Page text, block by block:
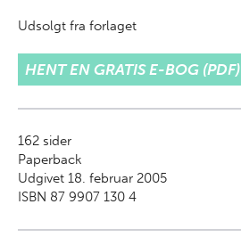
Udsolgt fra forlaget
HENT EN GRATIS E-BOG (PDF)
162 sider
Paperback
Udgivet 18. februar 2005
ISBN 87 9907 130 4